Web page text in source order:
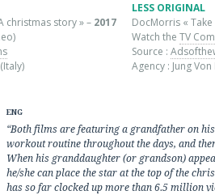
christmas story » – 2017
LESS ORIGINAL
DocMorris « Take
Watch the TV
Source :
Agency : Jung
ENG
“Both films are featuring a grandfather on
workout routine throughout the days, and
When his granddaughter (or grandson)
he/she can place the star at the top of the
has so far clocked up more than 6.5 million